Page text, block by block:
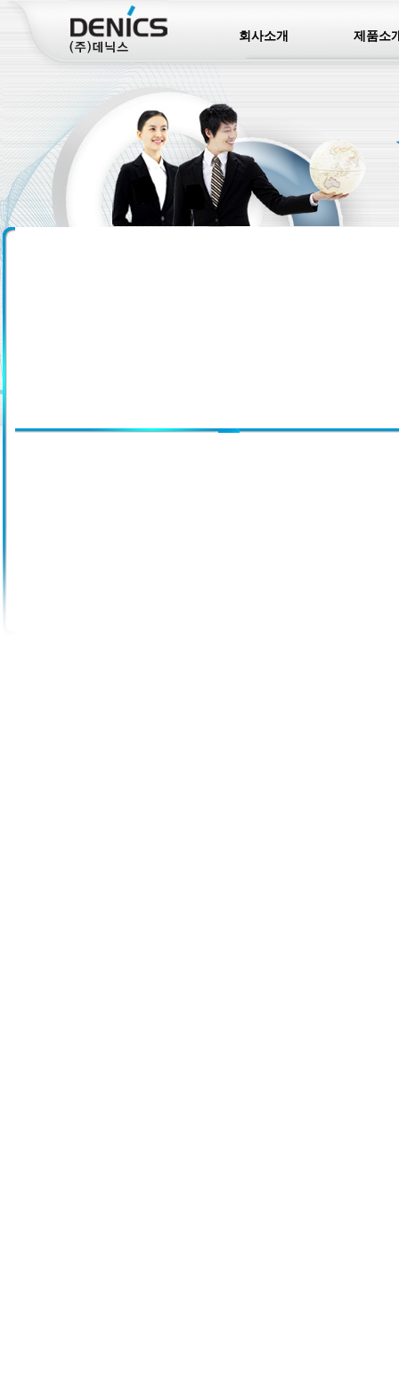
회사소개 제품소